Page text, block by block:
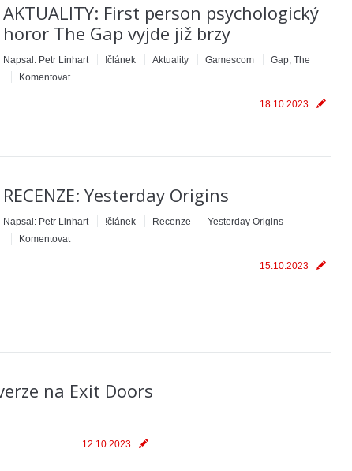
AKTUALITY: First person psychologický
horor The Gap vyjde již brzy
Napsal: Petr Linhart !článek Aktuality Gamescom
Gap, The
Komentovat
18.10.2023
RECENZE: Yesterday Origins
Napsal: Petr Linhart !článek Recenze
Yesterday Origins
Komentovat
15.10.2023
na Exit Doors
12.10.2023